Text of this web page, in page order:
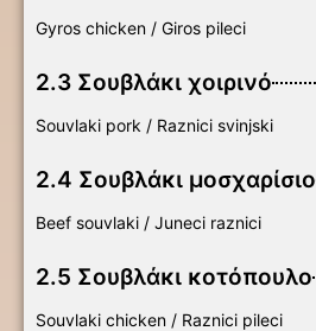
Gyros chicken / Giros pileci
2.3 Σουβλάκι χοιρινό
Souvlaki pork / Raznici svinjski
2.4 Σουβλάκι μοσχαρίσιο
Beef souvlaki / Juneci raznici
2.5 Σουβλάκι κοτόπουλο
Souvlaki chicken / Raznici pileci